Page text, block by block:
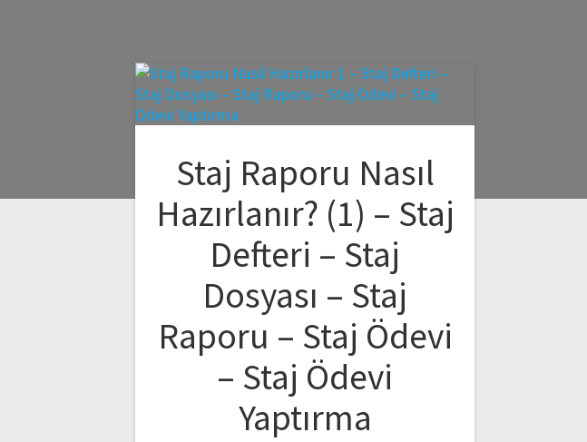
Staj Raporu Nasıl
Hazırlanır? (1) – Staj
Defteri – Staj
Dosyası – Staj
Raporu – Staj Ödevi
– Staj Ödevi
Yaptırma